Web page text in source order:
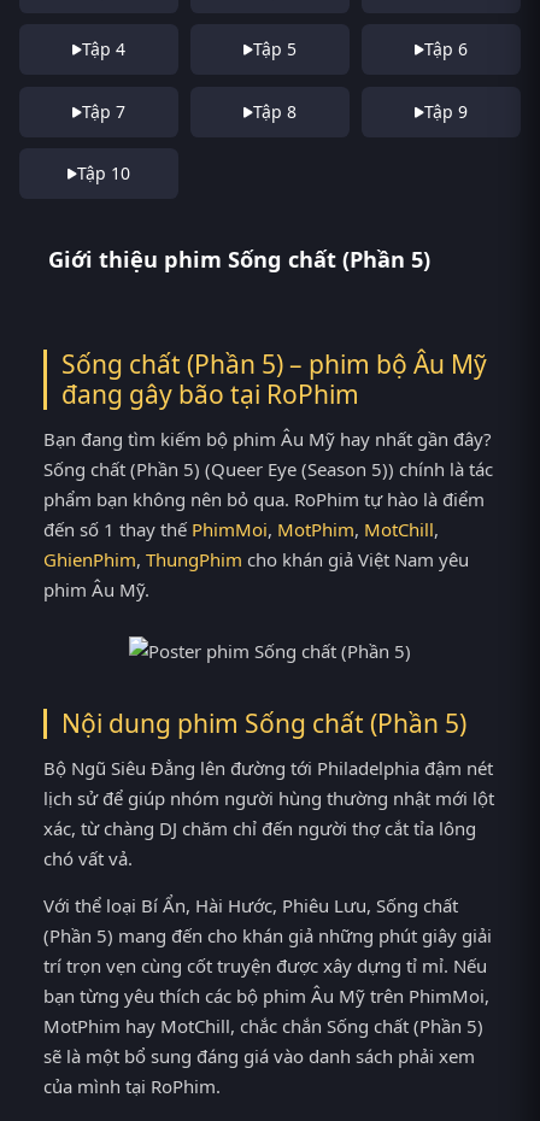
Tập 4 Tập 5 Tập 6
Tập 7 Tập 8 Tập 9
Tập 10
Giới thiệu phim Sống chất (Phần 5)
Sống chất (Phần 5) – phim bộ Âu Mỹ
đang gây bão tại RoPhim
Bạn đang tìm kiếm bộ phim Âu Mỹ hay nhất gần đây?
Sống chất (Phần 5) (Queer Eye (Season 5)) chính là tác
phẩm bạn không nên bỏ qua. RoPhim tự hào là điểm
đến số 1 thay thế PhimMoi, MotPhim, MotChill,
GhienPhim, ThungPhim cho khán giả Việt Nam yêu
phim Âu Mỹ.
Nội dung phim Sống chất (Phần 5)
Bộ Ngũ Siêu Đẳng lên đường tới Philadelphia đậm nét
lịch sử để giúp nhóm người hùng thường nhật mới lột
xác, từ chàng DJ chăm chỉ đến người thợ cắt tỉa lông
chó vất vả.
Với thể loại Bí Ẩn, Hài Hước, Phiêu Lưu, Sống chất
(Phần 5) mang đến cho khán giả những phút giây giải
trí trọn vẹn cùng cốt truyện được xây dựng tỉ mỉ. Nếu
bạn từng yêu thích các bộ phim Âu Mỹ trên PhimMoi,
MotPhim hay MotChill, chắc chắn Sống chất (Phần 5)
sẽ là một bổ sung đáng giá vào danh sách phải xem
của mình tại RoPhim.